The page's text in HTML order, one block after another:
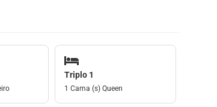
Triplo 1
1 Cama (s) Queen